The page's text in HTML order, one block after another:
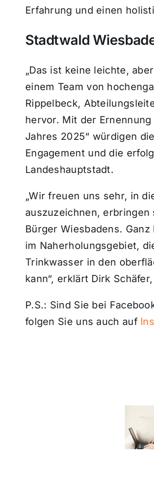
Erfahrung und einen
Stadtwald
„Das ist keine leichte,
einem Team von
Rippelbeck,
hervor. Mit der
Jahres 2025“ würdigen
Engagement und die
Landeshauptstadt.
„Wir freuen uns sehr, in
auszuzeichnen,
Bürger Wiesbadens.
im Naherholungsgebiet,
Trinkwasser in den
kann“, erklärt Dirk
P.S.: Sind Sie bei
folgen Sie uns auch auf